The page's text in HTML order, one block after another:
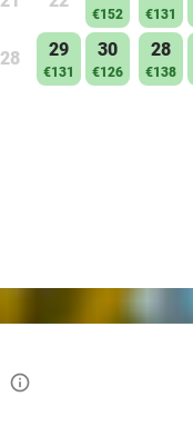
€152
28 29
€131
30
€126
€131
28
€138
info_outlined